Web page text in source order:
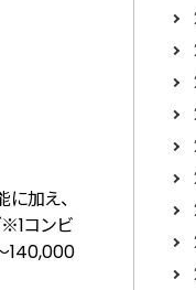
加え、
※1コンビ
140,000